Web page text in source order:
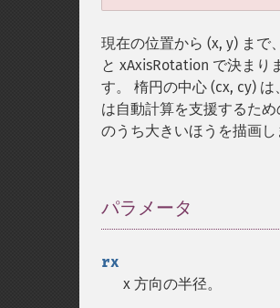
現在の位置から (x, y) まで
と xAxisRotation で決まり
す。 楕円の中心 (cx, cy)
は自動計算を支援するた
のうち大きいほうを描画し
パラメータ
rx
x 方向の半径。